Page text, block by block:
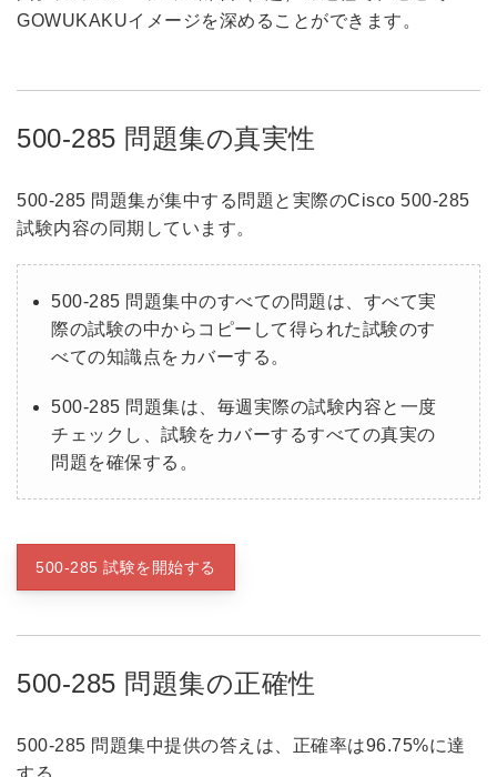
GOWUKAKUイメージを深めることができます。
500-285 問題集の真実性
500-285 問題集が集中する問題と実際のCisco 500-285
試験内容の同期しています。
500-285 問題集中のすべての問題は、すべて実
際の試験の中からコピーして得られた試験のす
べての知識点をカバーする。
500-285 問題集は、毎週実際の試験内容と一度
チェックし、試験をカバーするすべての真実の
問題を確保する。
500-285 試験を開始する
500-285 問題集の正確性
500-285 問題集中提供の答えは、正確率は96.75%に達
する。